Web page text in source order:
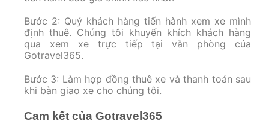
Bước 2: Quý khách hàng tiến hành xem xe mình
định thuê. Chúng tôi khuyến khích khách hàng
qua xem xe trực tiếp tại văn phòng của
Gotravel365.
Bước 3: Làm hợp đồng thuê xe và thanh toán sau
khi bàn giao xe cho chúng tôi.
Cam kết của Gotravel365